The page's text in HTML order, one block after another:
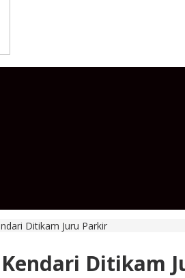
Ditikam Juru Parkir
Ditikam